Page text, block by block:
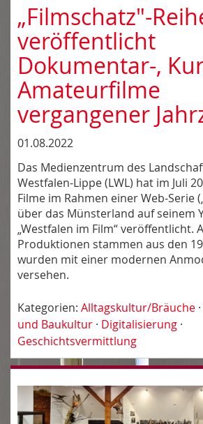
„Filmschatz"-
veröffentlicht
Dokumentar-,
Amateurfilme
vergangener
01.08.2022
Das Medienzentrum des
Westfalen-Lippe (LWL) hat im Juli
Filme im Rahmen einer Web-Serie
über das Münsterland auf seinem
„Westfalen im Film“ veröffentlicht.
Produktionen stammen aus den
wurden mit einer modernen
versehen.
Kategorien: Alltagskultur/Bräuche ·
und Baukultur · Digitalisierung ·
Geschichtsvermittlung